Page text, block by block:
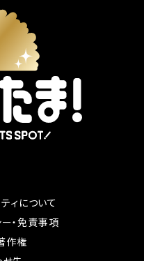
ィについて
・免責事項別ウィンドウで開く
作権別ウィンドウで開く